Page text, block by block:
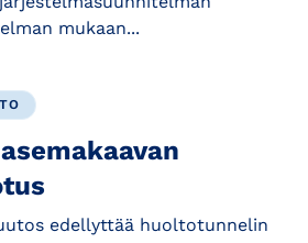
mukaan...
edellyttää huoltotunnelin